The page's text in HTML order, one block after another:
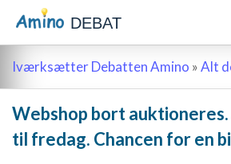
DEBAT
Iværksætter Debatten Amino »Alt
Webshop bort
til fredag. Chancen for en